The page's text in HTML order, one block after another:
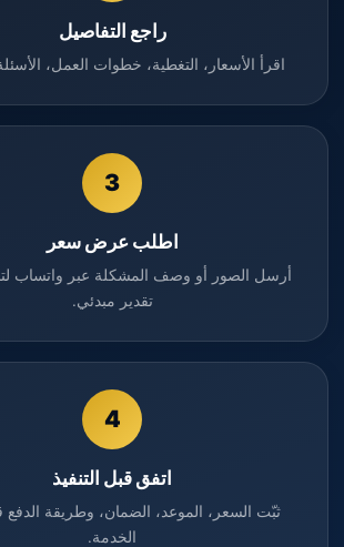
راجع التفاصيل
اقرأ الأسعار، التغطية، خطوات العمل،
3
اطلب عرض سعر
أرسل الصور أو وصف المشكلة عبر واتساب
تقدير مبدئي.
4
اتفق قبل التنفيذ
ثبّت السعر، الموعد، الضمان، وطريقة الدفع
الخدمة.